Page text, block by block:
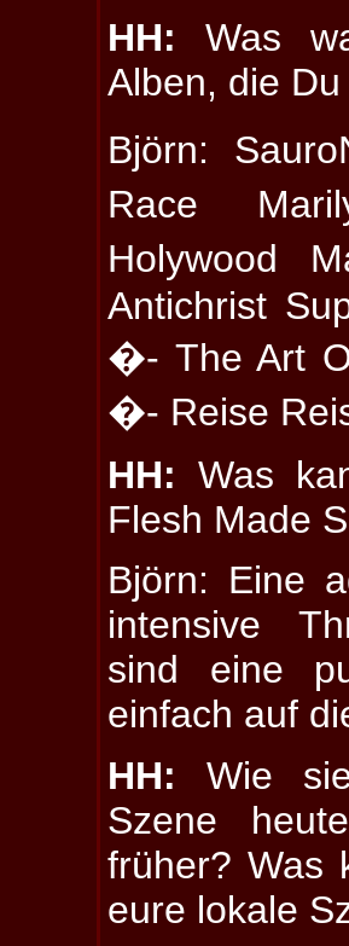
HH: Was
Alben, die
Björn:
Race
Holywood
Antichrist
�- The Art
�- Reise
HH: Was
Flesh Made
Björn: Eine
intensive
sind eine
einfach auf
HH: Wie
Szene
früher? Was
eure lokale